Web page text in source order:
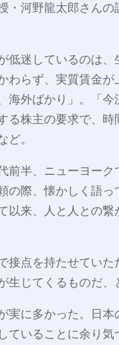
・河野龍太郎さんの
低迷しているのは、
らず、実質賃金が
海外ばかり」。「今
る株主の要求で、
ど。
前半、ニューヨーク
の際、懐かしく語
以来、人と人との繋
接点を持たせてい
生じてくるものだ、
に多かった。日本
ていることに余り